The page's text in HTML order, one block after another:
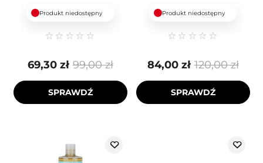
Produkt niedostępny
99,00 zł
69,30 zł
SPRAWDŹ
Produkt niedostępny
120,00 zł
84,00 zł
SPRAWDŹ